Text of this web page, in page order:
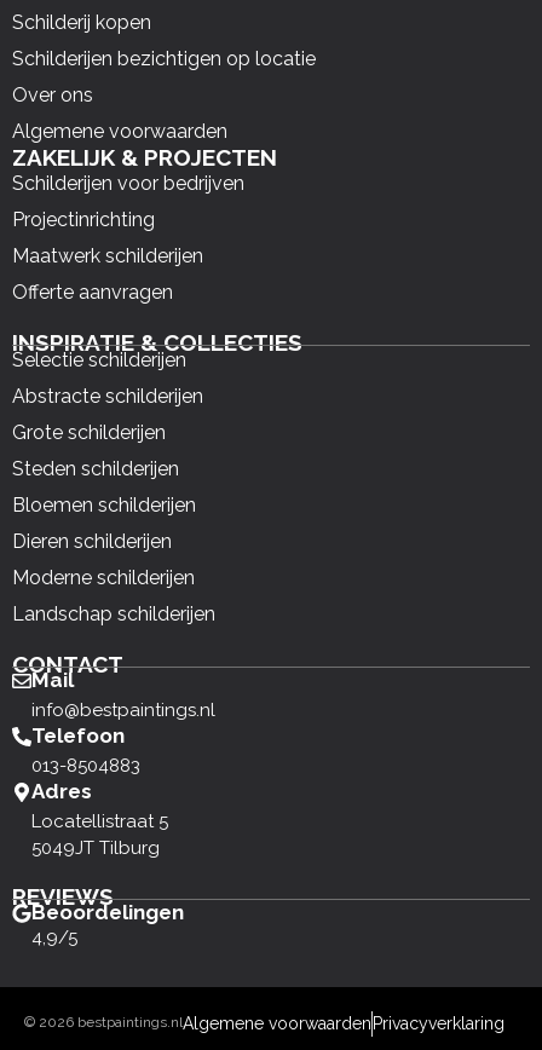
Schilderij kopen
Schilderijen bezichtigen op locatie
Over ons
Algemene voorwaarden
ZAKELIJK & PROJECTEN
Schilderijen voor bedrijven
Projectinrichting
Maatwerk schilderijen
Offerte aanvragen
INSPIRATIE & COLLECTIES
Selectie schilderijen
Abstracte schilderijen
Grote schilderijen
Steden schilderijen
Bloemen schilderijen
Dieren schilderijen
Moderne schilderijen
Landschap schilderijen
CONTACT
Mail
info@bestpaintings.nl
Telefoon
013-8504883
Adres
Locatellistraat 5
5049JT Tilburg
REVIEWS
Beoordelingen
4,9/5
© 2026 bestpaintings.nlAlgemene voorwaarden Privacyverklaring